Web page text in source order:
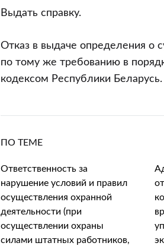
Выдать справку.
Отказ в выдаче определения о
по тому же требованию в
кодексом Республики Беларусь.
ПО ТЕМЕ
Ответственность за
нарушение условий и правил
осуществления охранной
деятельности (при
осуществлении охраны
силами штатных работников,